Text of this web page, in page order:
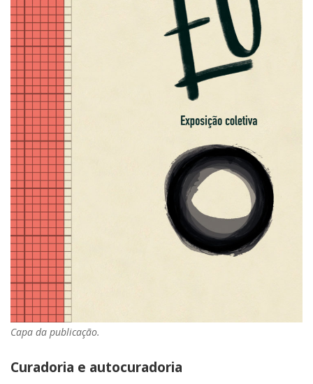
Capa da publicação.
Curadoria e autocuradoria